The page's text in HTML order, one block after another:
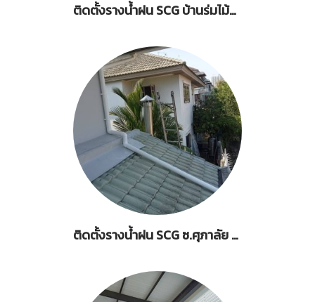
ติดตั้งรางน้ำฝน SCG บ้านร่มไม้ชายคลอลง ถ.พระรามสอง บางขุนเทียน กรุงเทพมหานคร
ติดตั้งรางน้ำฝน SCG ซ.ศุภาลัย วิลเลจ 14-2 ถนนเมน(รัตนาธิเบศร์ 18)